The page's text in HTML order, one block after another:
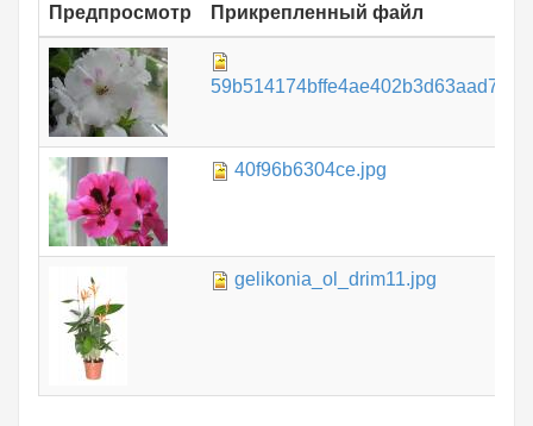
Предпросмотр
Прикрепленный файл
40f96b6304ce.jpg
gelikonia_ol_drim11.jpg